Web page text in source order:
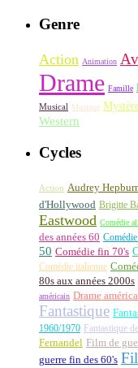
Genre
Action Animation
Drame Famille
Musical Musique
Western
Cycles
Action Audrey
d'Hollywood Brigitte
Eastwood Comédie
des années 60
50 Comédie fin 70's
Comédie italienne
80s aux années 2000s
américain Drame
Fantastique
1960/1970 Fantastique
Fernandel Film de
guerre fin des 60's